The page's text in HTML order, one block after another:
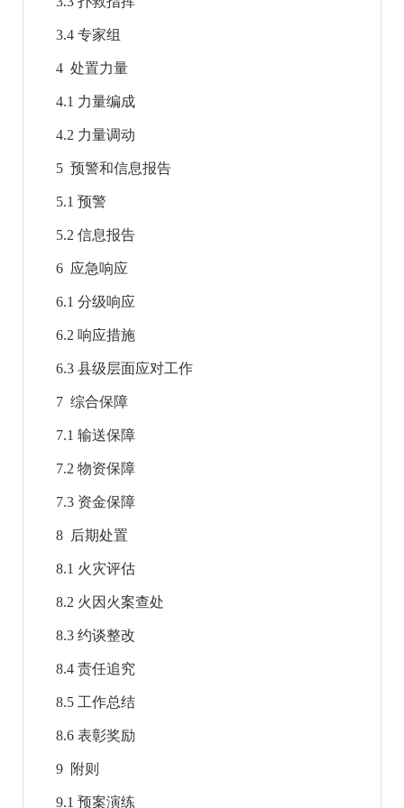
3.4 专家组
4 处置力量
4.1 力量编成
4.2 力量调动
5 预警和信息报告
5.1 预警
5.2 信息报告
6 应急响应
6.1 分级响应
6.2 响应措施
6.3 县级层面应对工作
7 综合保障
7.1 输送保障
7.2 物资保障
7.3 资金保障
8 后期处置
8.1 火灾评估
8.2 火因火案查处
8.3 约谈整改
8.4 责任追究
8.5 工作总结
8.6 表彰奖励
9 附则
9.1 预案演练